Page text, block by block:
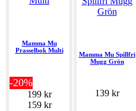
Mamma Mu
Prasselbok Multi
-20%
199 kr
159 kr
Mamma Mu Spillfri
Mugg Grön
139 kr